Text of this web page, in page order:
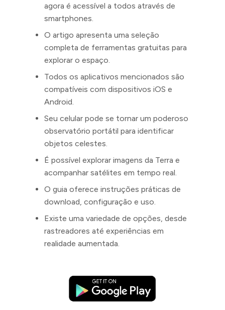
agora é acessível a todos através de
smartphones.
O artigo apresenta uma seleção
completa de ferramentas gratuitas para
explorar o espaço.
Todos os aplicativos mencionados são
compatíveis com dispositivos iOS e
Android.
Seu celular pode se tornar um poderoso
observatório portátil para identificar
objetos celestes.
É possível explorar imagens da Terra e
acompanhar satélites em tempo real.
O guia oferece instruções práticas de
download, configuração e uso.
Existe uma variedade de opções, desde
rastreadores até experiências em
realidade aumentada.